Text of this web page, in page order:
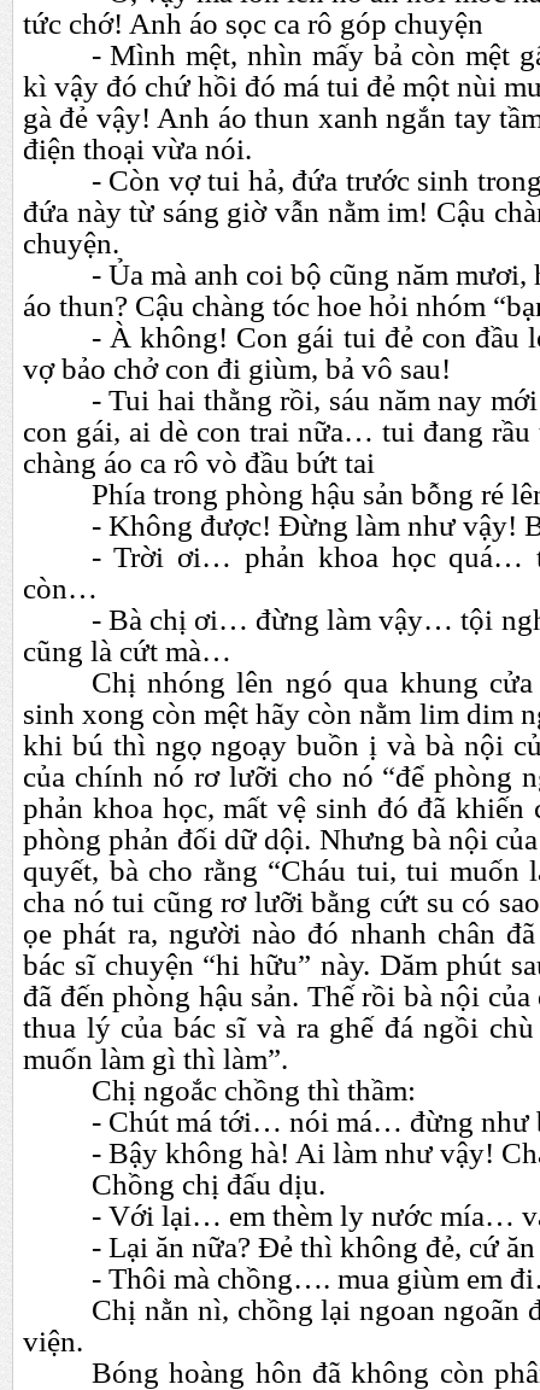
tức chớ! Anh áo sọc ca rô góp chuyện
- Mình mệt, nhìn mấy bả còn mệt
kì vậy đó chứ hồi đó má tui đẻ một nùi
gà đẻ vậy! Anh áo thun xanh ngắn tay
điện thoại vừa nói.
- Còn vợ tui hả, đứa trước sinh
đứa này từ sáng giờ vẫn nằm im! Cậu
chuyện.
- Ủa mà anh coi bộ cũng năm mươi,
áo thun? Cậu chàng tóc hoe hỏi nhóm
- À không! Con gái tui đẻ con đầu
vợ bảo chở con đi giùm, bả vô sau!
- Tui hai thằng rồi, sáu năm nay
con gái, ai dè con trai nữa… tui đang
chàng áo ca rô vò đầu bứt tai
Phía trong phòng hậu sản bỗng ré
- Không được! Đừng làm như vậy!
- Trời ơi… phản khoa học quá…
còn…
- Bà chị ơi… đừng làm vậy… tội
cũng là cứt mà…
Chị nhóng lên ngó qua khung
sinh xong còn mệt hãy còn nằm lim dim
khi bú thì ngọ ngoạy buồn ị và bà nội
của chính nó rơ lưỡi cho nó “để phòng
phản khoa học, mất vệ sinh đó đã khiến
phòng phản đối dữ dội. Nhưng bà nội
quyết, bà cho rằng “Cháu tui, tui
cha nó tui cũng rơ lưỡi bằng cứt su có
ọe phát ra, người nào đó nhanh chân
bác sĩ chuyện “hi hữu” này. Dăm phút
đã đến phòng hậu sản. Thế rồi bà nội
thua lý của bác sĩ và ra ghế đá ngồi
muốn làm gì thì làm”.
Chị ngoắc chồng thì thầm:
- Chút má tới… nói má… đừng
- Bậy không hà! Ai làm như vậy!
Chồng chị đấu dịu.
- Với lại… em thèm ly nước mía…
- Lại ăn nữa? Đẻ thì không đẻ, cứ ăn
- Thôi mà chồng…. mua giùm em
Chị nằn nì, chồng lại ngoan ngoãn
viện.
Bóng hoàng hôn đã không còn